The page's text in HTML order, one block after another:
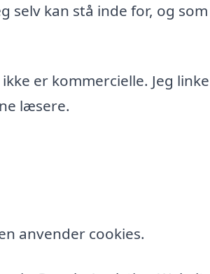
selv kan stå inde for, og
er kommercielle. Jeg
læsere.
anvender cookies.